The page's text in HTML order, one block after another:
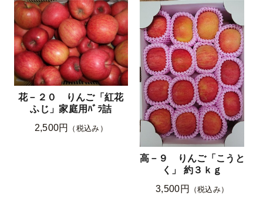
花－２０ りんご「紅花
ふじ」家庭用ﾊﾞﾗ詰
2,500円
（税込み）
高－９ りんご「こうと
く」 約３ｋｇ
3,500円
（税込み）